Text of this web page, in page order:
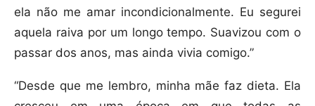
ela não me amar incondicionalmente. Eu segurei
aquela raiva por um longo tempo. Suavizou com o
passar dos anos, mas ainda vivia comigo.”
“Desde que me lembro, minha mãe faz dieta. Ela